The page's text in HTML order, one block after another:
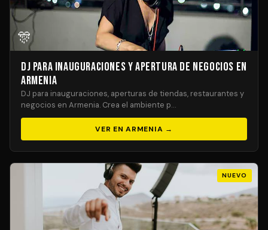
🎊
DJ para Inauguraciones y Apertura de Negocios en
Armenia
DJ para inauguraciones, aperturas de tiendas, restaurantes y
negocios en Armenia. Crea el ambiente p…
VER EN ARMENIA →
NUEVO